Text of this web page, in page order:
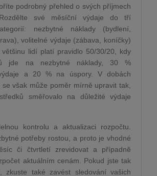
podrobný přehled o svých příjmech
své měsíční výdaje do tří
nezbytné náklady (bydlení,
volitelné výdaje (zábava, koníčky)
lidí platí pravidlo 50/30/20, kdy
jde na nezbytné náklady, 30 %
a 20 % na úspory. V dobách
však může poměr mírně upravit tak,
směřovalo na důležité výdaje
kontrolu a aktualizaci rozpočtu.
potřeby rostou, a proto je vhodné
či čtvrtletí zrevidovat a případně
aktuálním cenám. Pokud jste tak
zkuste také zavést sledování vašich